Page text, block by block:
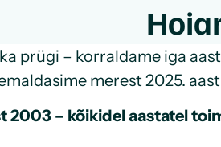
prügi – korraldame iga
merest 2025.
2003 – kõikidel aastatel